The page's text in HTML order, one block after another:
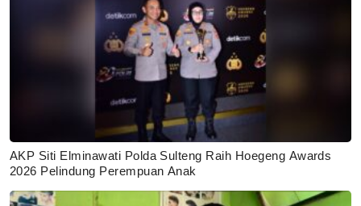
AKP Siti Elminawati Polda Sulteng Raih Hoegeng Awards
2026 Pelindung Perempuan Anak